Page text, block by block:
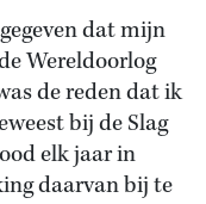
dat mijn
Wereldoorlog
de reden dat ik
bij de Slag
elk jaar in
daarvan bij te